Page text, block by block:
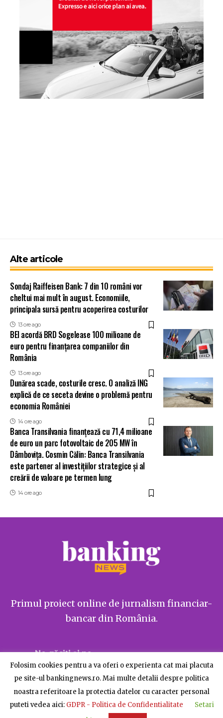
Alte articole
Sondaj Raiffeisen Bank: 7 din 10 români vor
cheltui mai mult în august. Economiile,
principala sursă pentru acoperirea costurilor
13 ore ago
BEI acordă BRD Sogelease 100 milioane de
euro pentru finanțarea companiilor din
România
13 ore ago
Dunărea scade, costurile cresc. O analiză ING
explică de ce seceta devine o problemă pentru
economia României
14 ore ago
Banca Transilvania finanțează cu 71,4 milioane
de euro un parc fotovoltaic de 205 MW în
Dâmbovița. Cosmin Călin: Banca Transilvania
este partener al investițiilor strategice și al
creării de valoare pe termen lung
14 ore ago
Primul proiect online de jurnalism financiar-
bancar din România.
Ne găsiți și pe
Despre BankingNews Contact Publicitate
Folosim cookies pentru a va oferi o experienta cat mai placuta
pe site-ul bankingnews.ro. Mai multe detalii despre politica
noastra referitoare la protectia datelor cu caracter personal
puteti vedea aici: GDPR - Politica de Confidentialitate
Setari